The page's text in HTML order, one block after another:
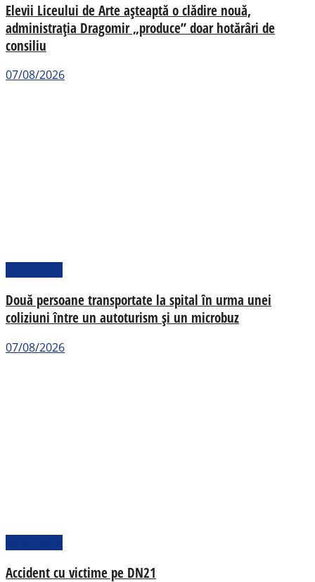
Elevii Liceului de Arte așteaptă o clădire nouă,
administrația Dragomir „produce” doar hotărâri de
consiliu
07/08/2026
Două persoane transportate la spital în urma unei
coliziuni între un autoturism și un microbuz
07/08/2026
Accident cu victime pe DN21